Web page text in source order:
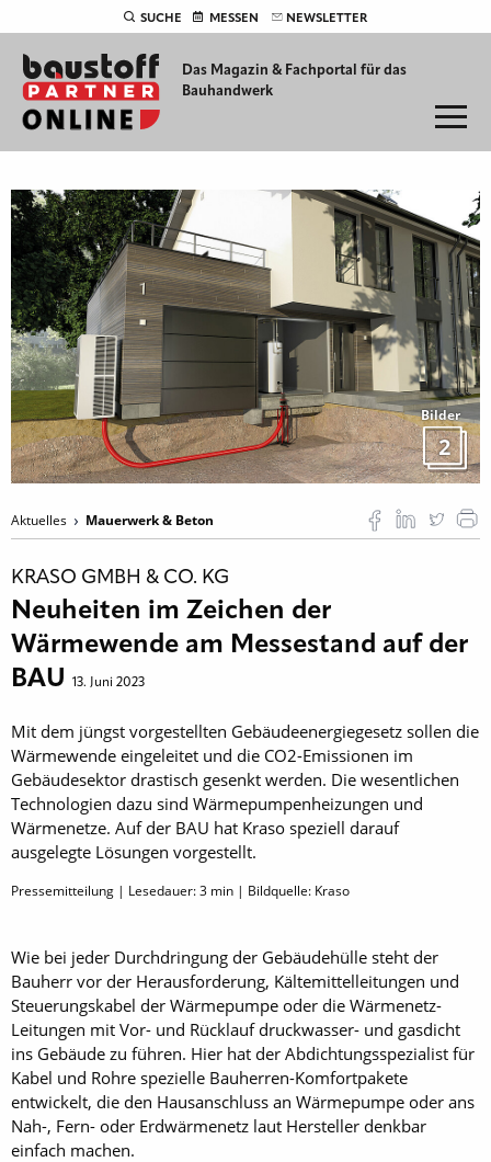
SUCHE MESSEN NEWSLETTER
Das Magazin & Fachportal für das
Bauhandwerk
Bilder
2
Aktuelles Mauerwerk & Beton
KRASO GMBH & CO. KG
Neuheiten im Zeichen der
Wärmewende am Messestand auf der
BAU
13. Juni 2023
Mit dem jüngst vorgestellten Gebäudeenergiegesetz sollen die
Wärmewende eingeleitet und die CO2-Emissionen im
Gebäudesektor drastisch gesenkt werden. Die wesentlichen
Technologien dazu sind Wärmepumpenheizungen und
Wärmenetze. Auf der BAU hat Kraso speziell darauf
ausgelegte Lösungen vorgestellt.
Pressemitteilung | Lesedauer:3 min | Bildquelle: Kraso
Wie bei jeder Durchdringung der Gebäudehülle steht der
Bauherr vor der Herausforderung, Kältemittelleitungen und
Steuerungskabel der Wärmepumpe oder die Wärmenetz-
Leitungen mit Vor- und Rücklauf druckwasser- und gasdicht
ins Gebäude zu führen. Hier hat der Abdichtungsspezialist für
Kabel und Rohre spezielle Bauherren-Komfortpakete
entwickelt, die den Hausanschluss an Wärmepumpe oder ans
Nah-, Fern- oder Erdwärmenetz laut Hersteller denkbar
einfach machen.